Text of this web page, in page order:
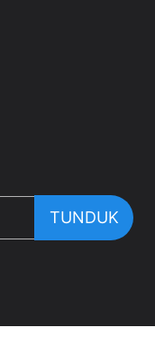
TUNDUK